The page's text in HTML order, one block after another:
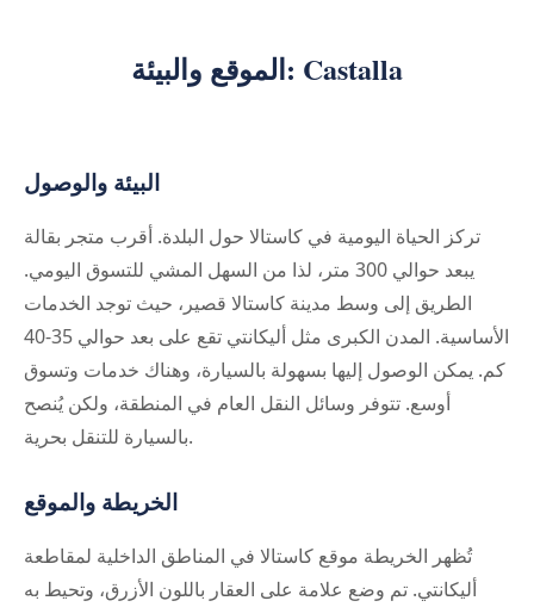
الموقع والبيئة: Castalla
البيئة والوصول
تركز الحياة اليومية في كاستالا حول البلدة. أقرب متجر بقالة
يبعد حوالي 300 متر، لذا من السهل المشي للتسوق اليومي.
الطريق إلى وسط مدينة كاستالا قصير، حيث توجد الخدمات
الأساسية. المدن الكبرى مثل أليكانتي تقع على بعد حوالي 35-40
كم. يمكن الوصول إليها بسهولة بالسيارة، وهناك خدمات وتسوق
أوسع. تتوفر وسائل النقل العام في المنطقة، ولكن يُنصح
بالسيارة للتنقل بحرية.
الخريطة والموقع
تُظهر الخريطة موقع كاستالا في المناطق الداخلية لمقاطعة
أليكانتي. تم وضع علامة على العقار باللون الأزرق، وتحيط به